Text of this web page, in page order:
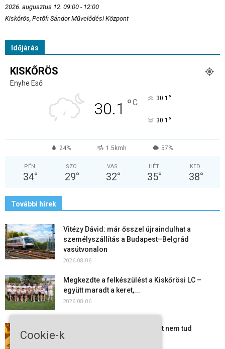
2026. augusztus 12. 09:00 - 12:00
Kiskőrös, Petőfi Sándor Művelődési Központ
Időjárás
KISKŐRÖS
Enyhe Eső
30.1 °C 30.1 °
30.1 °
24% 1.5kmh 57%
PÉN
34°
SZO
29°
VAS
32°
HÉT
35°
KED
38°
További hírek
Vitézy Dávid: már ősszel újraindulhat a
személyszállítás a Budapest–Belgrád
vasútvonalon
2026-08-06
Megkezdte a felkészülést a Kiskőrösi LC –
együtt maradt a keret,...
2026-08-06
Mi történik Európa felett? Ezért nem tud
szabadulni a kontinens a...
Cookie-k